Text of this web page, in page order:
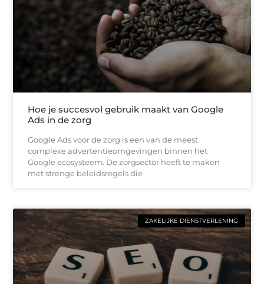
Hoe je succesvol gebruik maakt van Google
Ads in de zorg
Google Ads voor de zorg is een van de meest
complexe advertentieomgevingen binnen het
Google ecosysteem. De zorgsector heeft te maken
met strenge beleidsregels die
ZAKELIJKE DIENSTVERLENING